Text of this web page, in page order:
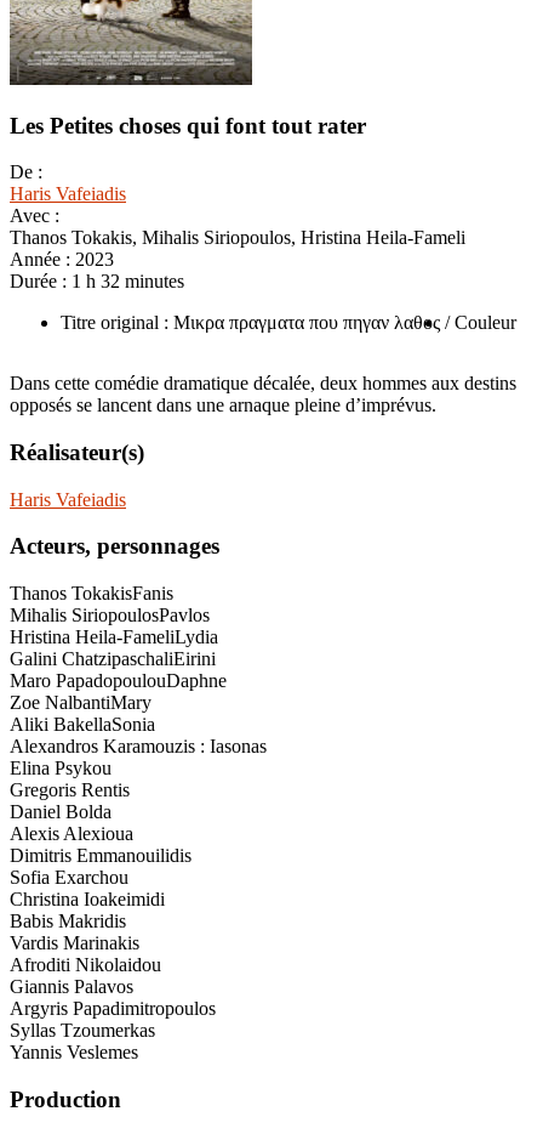
Les Petites choses qui font tout rater
De :
Haris Vafeiadis
Avec :
Thanos Tokakis, Mihalis Siriopoulos, Hristina Heila-Fameli
Année : 2023
Durée : 1 h 32 minutes
Titre original : Μικρα πραγματα που πηγαν λαθος / Couleur
Dans cette comédie dramatique décalée, deux hommes aux destins
opposés se lancent dans une arnaque pleine d’imprévus.
Réalisateur(s)
Haris Vafeiadis
Acteurs, personnages
Thanos TokakisFanis
Mihalis SiriopoulosPavlos
Hristina Heila-FameliLydia
Galini ChatzipaschaliEirini
Maro PapadopoulouDaphne
Zoe NalbantiMary
Aliki BakellaSonia
Alexandros Karamouzis : Iasonas
Elina Psykou
Gregoris Rentis
Daniel Bolda
Alexis Alexioua
Dimitris Emmanouilidis
Sofia Exarchou
Christina Ioakeimidi
Babis Makridis
Vardis Marinakis
Afroditi Nikolaidou
Giannis Palavos
Argyris Papadimitropoulos
Syllas Tzoumerkas
Yannis Veslemes
Production